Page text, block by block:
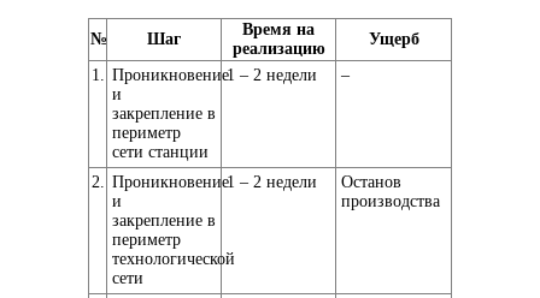
№ Шаг
Время на
реализацию
Ущерб
1. Проникновение
и
закрепление в
периметр
сети станции
1 – 2 недели –
2. Проникновение
и
закрепление в
периметр
технологической
сети
1 – 2 недели
Останов
производства